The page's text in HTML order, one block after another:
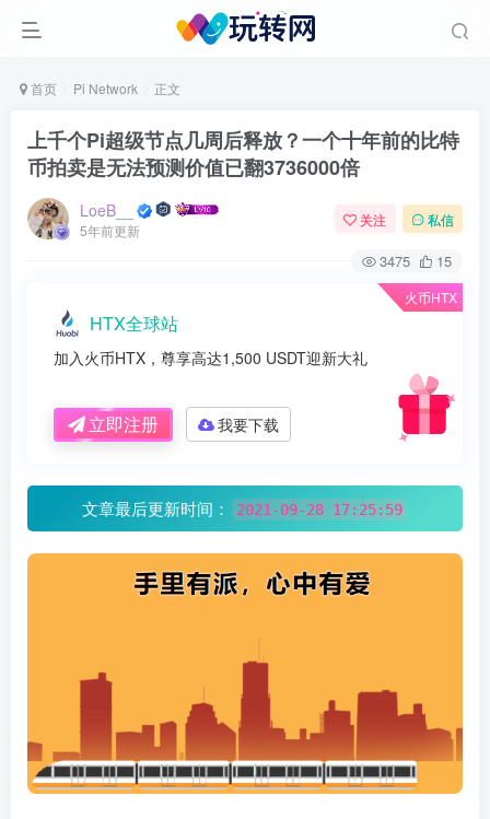
首页 Pi Network 正文
上千个Pi超级节点几周后释放？一个十年前的比特
币拍卖是无法预测价值已翻3736000倍
LoeB__
5年前更新
关注 私信
3475 15
火币HTX
HTX全球站
加入火币HTX，尊享高达1,500 USDT迎新大礼
立即注册 我要下载
文章最后更新时间： 2021-09-28 17:25:59